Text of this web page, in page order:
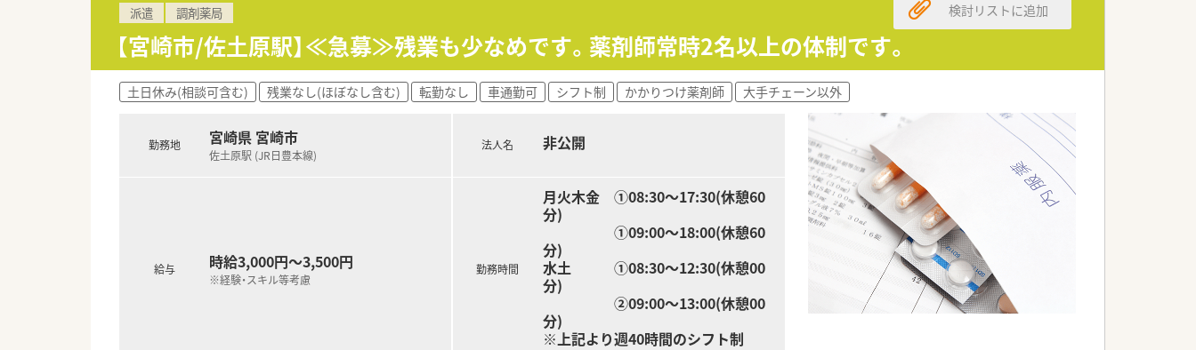
派遣 調剤薬局
【宮崎市/佐土原駅】≪急募≫残業も少なめです。薬剤師常時2名以上の体制です。
検討リストに追加
土日休み(相談可含む) 残業なし(ほぼなし含む) 転勤なし 車通勤可 シフト制 かかりつけ薬剤師 大手チェーン以外
勤務地 宮崎県 宮崎市
佐土原駅 (JR日豊本線)
給与 時給3,000円～3,500円
※経験・スキル等考慮
法人名 非公開
勤務時間
月火木金 ➀08:30～17:30(休憩60
分)
➀09:00～18:00(休憩60
分)
水土 ➀08:30～12:30(休憩00
分)
➁09:00～13:00(休憩00
分)
※上記より週40時間のシフト制